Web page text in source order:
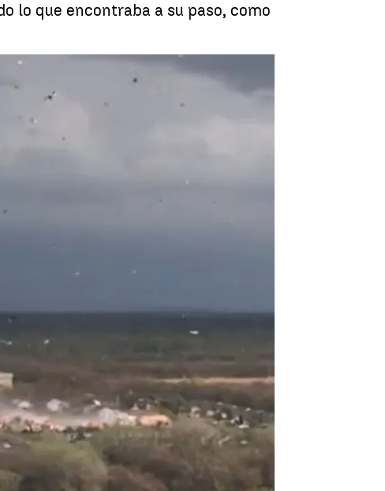
lo que encontraba a su paso, como